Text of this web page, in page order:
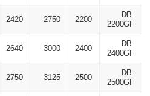
DB-
2200GF
2200
2750
2420
DB-
2400GF
2400
3000
2640
DB-
2500GF
2500
3125
2750